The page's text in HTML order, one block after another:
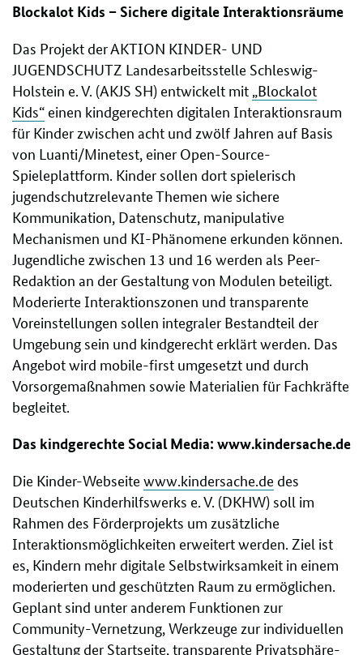
Blockalot Kids – Sichere digitale Interaktionsräume
Das Projekt der AKTION KINDER- UND
JUGENDSCHUTZ Landesarbeitsstelle Schleswig-
Holstein e. V. (AKJS SH) entwickelt mit „Blockalot
Kids“ einen kindgerechten digitalen Interaktionsraum
für Kinder zwischen acht und zwölf Jahren auf Basis
von Luanti/Minetest, einer Open-Source-
Spieleplattform. Kinder sollen dort spielerisch
jugendschutzrelevante Themen wie sichere
Kommunikation, Datenschutz, manipulative
Mechanismen und KI-Phänomene erkunden können.
Jugendliche zwischen 13 und 16 werden als Peer-
Redaktion an der Gestaltung von Modulen beteiligt.
Moderierte Interaktionszonen und transparente
Voreinstellungen sollen integraler Bestandteil der
Umgebung sein und kindgerecht erklärt werden. Das
Angebot wird mobile-first umgesetzt und durch
Vorsorgemaßnahmen sowie Materialien für Fachkräfte
begleitet.
Das kindgerechte Social Media: www.kindersache.de
Die Kinder-Webseite www.kindersache.de des
Deutschen Kinderhilfswerks e. V. (DKHW) soll im
Rahmen des Förderprojekts um zusätzliche
Interaktionsmöglichkeiten erweitert werden. Ziel ist
es, Kindern mehr digitale Selbstwirksamkeit in einem
moderierten und geschützten Raum zu ermöglichen.
Geplant sind unter anderem Funktionen zur
Community-Vernetzung, Werkzeuge zur individuellen
Gestaltung der Startseite, transparente Privatsphäre-